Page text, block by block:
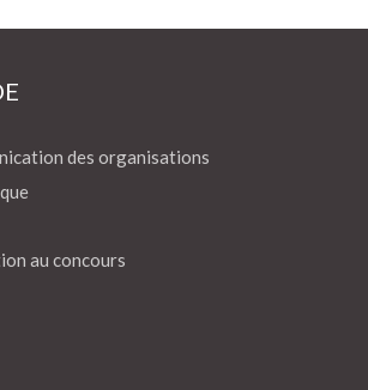
des organisations
au concours